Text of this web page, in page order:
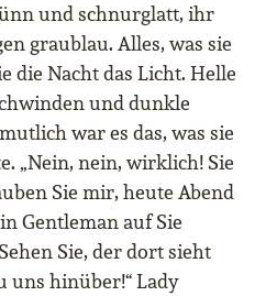
und schnurglatt, ihr
graublau. Alles, was sie
die Nacht das Licht. Helle
und dunkle
war es das, was sie
„Nein, nein, wirklich! Sie
Sie mir, heute Abend
Gentleman auf Sie
Sie, der dort sieht
uns hinüber!“ Lady